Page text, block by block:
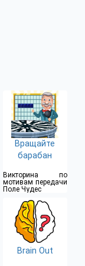
Вращайте
барабан
Викторина по
мотивам передачи
Поле Чудес
Brain Out